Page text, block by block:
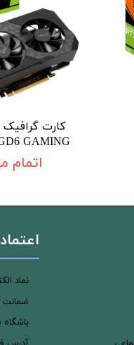
GAMING
اتمام
اعتماد
نماد
ضمانت